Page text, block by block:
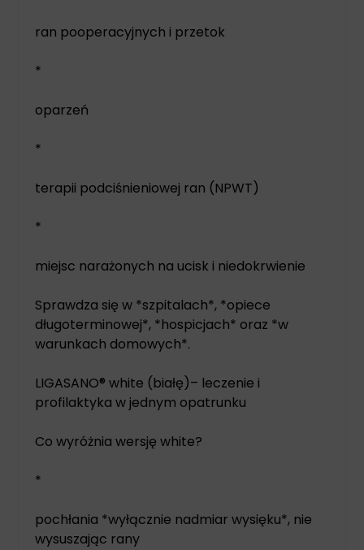
ran pooperacyjnych i przetok
*
oparzeń
*
terapii podciśnieniowej ran (NPWT)
*
miejsc narażonych na ucisk i niedokrwienie
Sprawdza się w *szpitalach*, *opiece
długoterminowej*, *hospicjach* oraz *w
warunkach domowych*.
LIGASANO® white (białę)– leczenie i
profilaktyka w jednym opatrunku
Co wyróżnia wersję white?
*
pochłania *wyłącznie nadmiar wysięku*, nie
wysuszając rany